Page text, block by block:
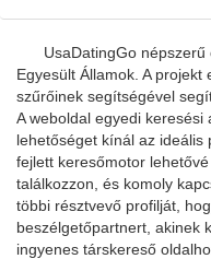
UsaDatingGo népszerű
Egyesült Államok. A
szűrőinek segítségével
A weboldal egyedi
lehetőséget kínál az ideális
fejlett keresőmotor
találkozzon, és komoly
többi résztvevő profilját,
beszélgetőpartnert, akinek
ingyenes társkereső